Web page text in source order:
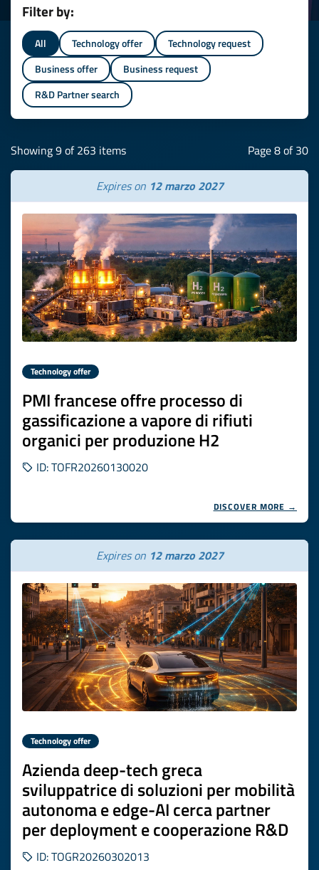
Filter by:
All Technology offer
Technology request
Business offer
Business request
R&D Partner search
Showing 9 of 263 items Page 8 of 30
Expires on 12 marzo 2027
Technology offer
PMI francese offre processo di
gassificazione a vapore di rifiuti
organici per produzione H2
ID: TOFR20260130020
DISCOVER MORE →
Expires on 12 marzo 2027
Technology offer
Azienda deep-tech greca
sviluppatrice di soluzioni per mobilità
autonoma e edge-AI cerca partner
per deployment e cooperazione R&D
ID: TOGR20260302013